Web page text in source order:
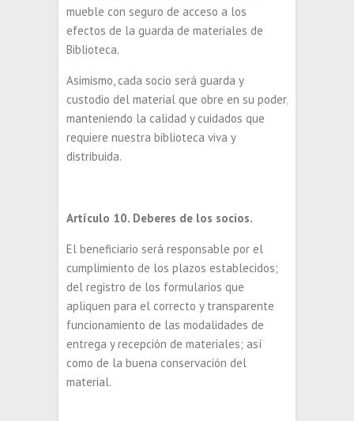
mueble con seguro de acceso a los
efectos de la guarda de materiales de
Biblioteca.
Asimismo, cada socio será guarda y
custodio del material que obre en su poder,
manteniendo la calidad y cuidados que
requiere nuestra biblioteca viva y
distribuida.
Artículo 10. Deberes de los socios.
El beneficiario será responsable por el
cumplimiento de los plazos establecidos;
del registro de los formularios que
apliquen para el correcto y transparente
funcionamiento de las modalidades de
entrega y recepción de materiales; así
como de la buena conservación del
material.